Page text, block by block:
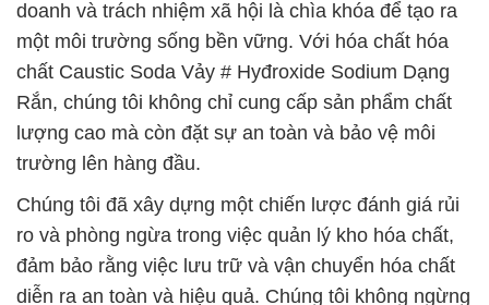
doanh và trách nhiệm xã hội là chìa khóa để tạo ra
một môi trường sống bền vững. Với hóa chất hóa
chất Caustic Soda Vảy # Hyđroxide Sodium Dạng
Rắn, chúng tôi không chỉ cung cấp sản phẩm chất
lượng cao mà còn đặt sự an toàn và bảo vệ môi
trường lên hàng đầu.
Chúng tôi đã xây dựng một chiến lược đánh giá rủi
ro và phòng ngừa trong việc quản lý kho hóa chất,
đảm bảo rằng việc lưu trữ và vận chuyển hóa chất
diễn ra an toàn và hiệu quả. Chúng tôi không ngừng